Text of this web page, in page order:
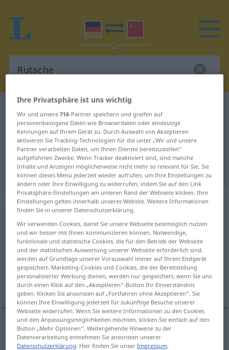
Deutsch-Chinesisch Übersetzung
für "Rutsche"
"Rutsche" Chinesisch Übersetzung
„Rutsche“: Femininum
Rutsche f
Übersicht aller Übersetzungen
(Für mehr Details die Übersetzung anklicken/antippen)
滑道
滑道[huádào] Rutsche
Ihre Privatsphäre ist uns wichtig
Wir und unsere716-Partner speichern und greifen auf
personenbezogene Daten wie Browserdaten oder eindeutige
Kennungen auf Ihrem Gerät zu. Durch Auswahl von Akzeptieren
aktivieren Sie Tracking-Technologien für die unter „Wir und unsere
Partner verarbeiten Daten, um Ihnen Dienste bereitzustellen“
aufgeführten Zwecke. Wenn Tracker deaktiviert sind, sind manche
Inhalte und Anzeigen möglicherweise nicht mehr so relevant für Sie. Sie
können dieses Menü jederzeit wieder aufrufen, um Ihre Einstellungen zu
ändern oder Ihre Einwilligung zu widerrufen, indem Sie auf den Link
Privatsphäre-Einstellungen am unteren Rand der Webseite klicken. Ihre
Einstellungen gelten innerhalb unseres Website. Weitere Informationen
finden Sie in unserer Datenschutzerklärung.
Wir verwenden Cookies, damit Sie unsere Webseite bestmöglich nutzen
und wir besser mit Ihnen kommunizieren können. Notwendige,
funktionale und statistische Cookies, die für den Betrieb der Webseite
und der statistischen Auswertung unserer Webseite erforderlich sind,
werden auf Grundlage unserer Vorauswahl immer auf Ihrem Endgerät
gespeichert. Marketing-Cookies und Cookies, die der Bereitstellung
personalisierter Werbung dienen, werden nur gespeichert, wenn Sie uns
durch einen Klick auf den „Akzeptieren“-Button Ihr Einverständnis
geben. Klicken Sie ansonsten auf „Fortfahren ohne Akzeptieren“. Sie
können Ihre Einwilligung jederzeit für zukünftige Besuche unserer
Webseite widerrufen. Wenn Sie weitere Informationen zu den Cookies
und den Anpassungsmöglichkeiten möchten, klicken Sie einfach auf den
Button „Mehr Optionen“. Weitergehende Hinweise zu der
Datenverarbeitung entnehmen Sie ansonsten unserer
Datenschutzerklärung. Hier finden Sie unserImpressum.